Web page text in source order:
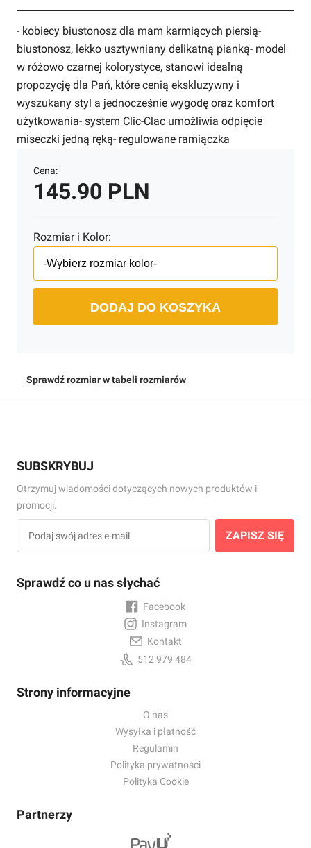
- kobiecy biustonosz dla mam karmiących piersią-
biustonosz, lekko usztywniany delikatną pianką- model
w różowo czarnej kolorystyce, stanowi idealną
propozycję dla Pań, które cenią ekskluzywny i
wyszukany styl a jednocześnie wygodę oraz komfort
użytkowania- system Clic-Clac umożliwia odpięcie
miseczki jedną ręką- regulowane ramiączka
Cena:
145.90 PLN
Rozmiar i Kolor:
DODAJ DO KOSZYKA
Sprawdź rozmiar w tabeli rozmiarów
Sprawdź co u nas słychać
Facebook
Instagram
Kontakt
512 979 484
Strony informacyjne
O nas
Wysyłka i płatność
Regulamin
Polityka prywatności
Polityka Cookie
Partnerzy
SUBSKRYBUJ
Otrzymuj wiadomości dotyczących nowych produktów i
promocji.
ZAPISZ SIĘ